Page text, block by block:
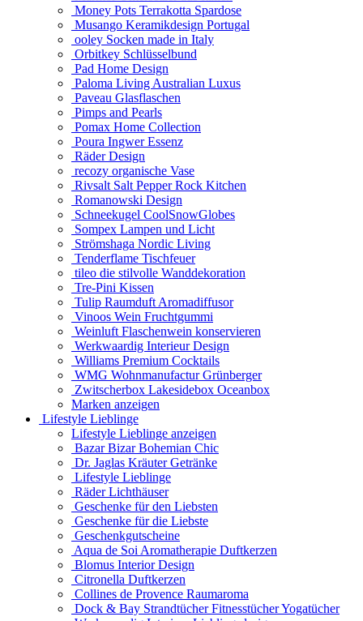
Money Pots Terrakotta Spardose
Musango Keramikdesign Portugal
ooley Socken made in Italy
Orbitkey Schlüsselbund
Pad Home Design
Paloma Living Australian Luxus
Paveau Glasflaschen
Pimps and Pearls
Pomax Home Collection
Poura Ingwer Essenz
Räder Design
recozy organische Vase
Rivsalt Salt Pepper Rock Kitchen
Romanowski Design
Schneekugel CoolSnowGlobes
Sompex Lampen und Licht
Strömshaga Nordic Living
Tenderflame Tischfeuer
tileo die stilvolle Wanddekoration
Tre-Pini Kissen
Tulip Raumduft Aromadiffusor
Vinoos Wein Fruchtgummi
Weinluft Flaschenwein konservieren
Werkwaardig Interieur Design
Williams Premium Cocktails
WMG Wohnmanufactur Grünberger
Zwitscherbox Lakesidebox Oceanbox
Marken anzeigen
Lifestyle Lieblinge
Lifestyle Lieblinge anzeigen
Bazar Bizar Bohemian Chic
Dr. Jaglas Kräuter Getränke
Lifestyle Lieblinge
Räder Lichthäuser
Geschenke für den Liebsten
Geschenke für die Liebste
Geschenkgutscheine
Aqua de Soi Aromatherapie Duftkerzen
Blomus Interior Design
Citronella Duftkerzen
Collines de Provence Raumaroma
Dock & Bay Strandtücher Fitnesstücher Yogatücher